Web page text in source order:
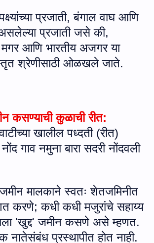
प्रजाती,बंगाल वाघ आणि
प्रजाती जसे की,
मगर आणि भारतीय अजगर या
श्रेणीसाठी ओळखले जाते.
कसण्‍याची कुळाची रीत:
खालील पध्दती (रीत)
गाव नमुना बारा सदरी नोंदवली
मालकाने स्वतः शेतजमिनीत
करणे;कधी कधी मजुरांचे सहाय्य
'खुद्द'जमीन कसणे असे म्‍हणत.
नातेसंबंध प्रस्‍थापीत होत नाही.